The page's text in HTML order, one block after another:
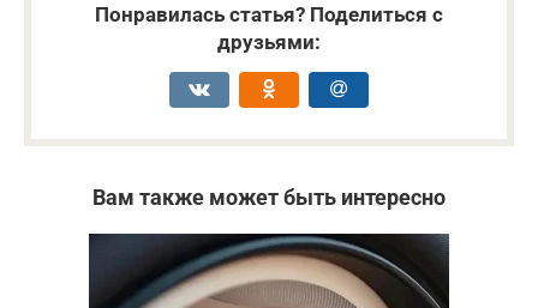
Понравилась статья? Поделиться с
друзьями:
Вам также может быть интересно